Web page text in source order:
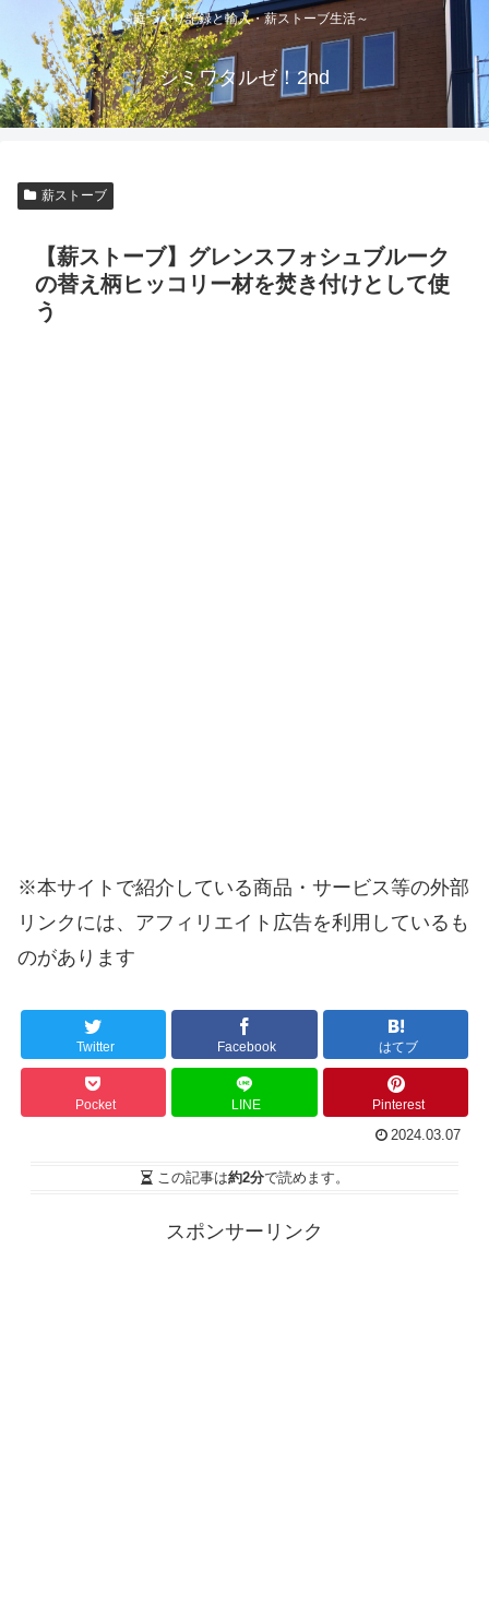
～庭づくり記録と輸入・薪ストーブ生活～
シミワタルゼ！2nd
薪ストーブ
【薪ストーブ】グレンスフォシュブルーク
の替え柄ヒッコリー材を焚き付けとして使
う
※本サイトで紹介している商品・サービス等の外部
リンクには、アフィリエイト広告を利用しているも
のがあります
Twitter Facebook はてブ
Pocket LINE Pinterest
2024.03.07
この記事は約2分で読めます。
スポンサーリンク